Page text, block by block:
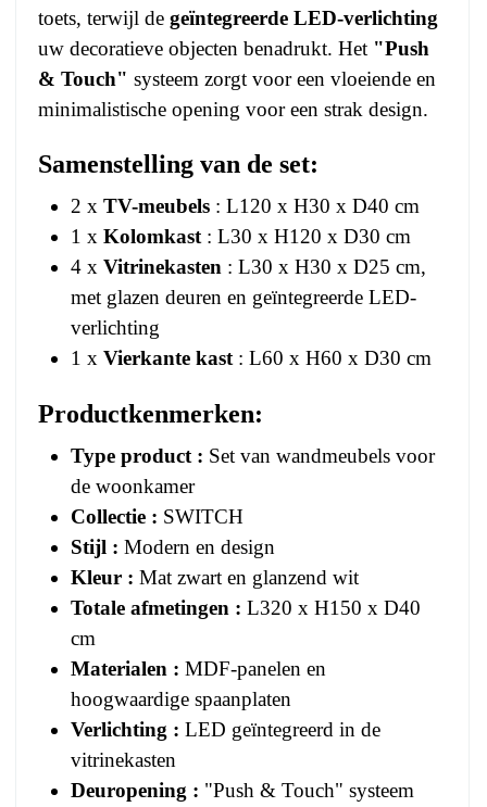
toets, terwijl de geïntegreerde LED-verlichting
uw decoratieve objecten benadrukt. Het "Push
& Touch" systeem zorgt voor een vloeiende en
minimalistische opening voor een strak design.
Samenstelling van de set:
2 x TV-meubels : L120 x H30 x D40 cm
1 x Kolomkast: L30 x H120 x D30 cm
4 x Vitrinekasten : L30 x H30 x D25 cm,
met glazen deuren en geïntegreerde LED-
verlichting
1 x Vierkante kast: L60 x H60 x D30 cm
Productkenmerken:
Type product : Set van wandmeubels voor
de woonkamer
Collectie : SWITCH
Stijl : Modern en design
Kleur : Mat zwart en glanzend wit
Totale afmetingen : L320 x H150 x D40
cm
Materialen : MDF-panelen en
hoogwaardige spaanplaten
Verlichting : LED geïntegreerd in de
vitrinekasten
Deuropening : "Push & Touch" systeem